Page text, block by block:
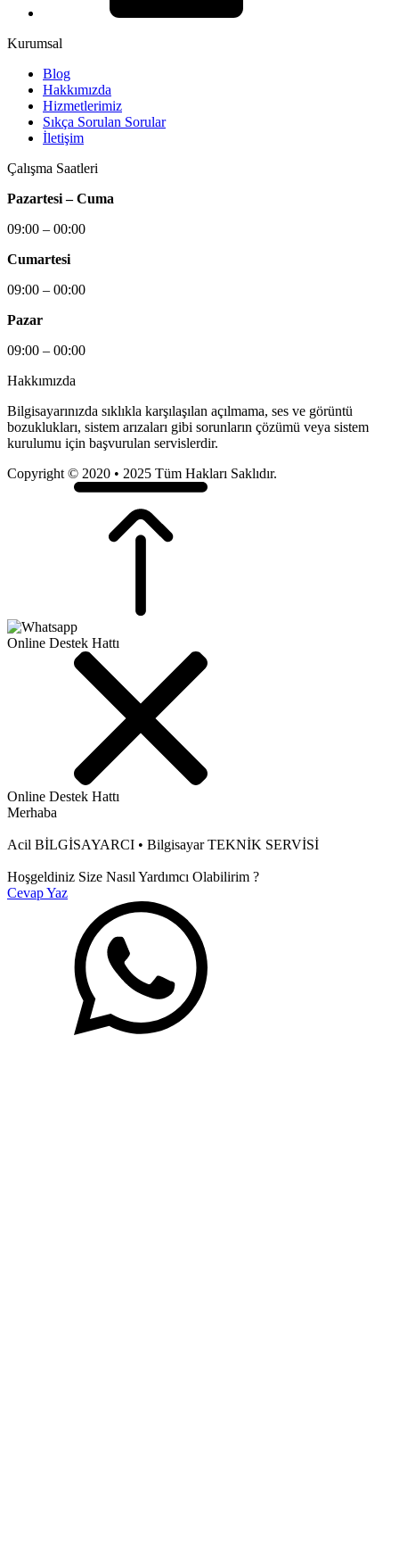
Kurumsal
Blog
Hakkımızda
Hizmetlerimiz
Sıkça Sorulan Sorular
İletişim
Çalışma Saatleri
Pazartesi – Cuma
09:00 – 00:00
Cumartesi
09:00 – 00:00
Pazar
09:00 – 00:00
Hakkımızda
Bilgisayarınızda sıklıkla karşılaşılan açılmama, ses ve görüntü
bozuklukları, sistem arızaları gibi sorunların çözümü veya sistem
kurulumu için başvurulan servislerdir.
Copyright © 2020 • 2025 Tüm Hakları Saklıdır.
Online Destek Hattı
Online Destek Hattı
Merhaba
Acil BİLGİSAYARCI • Bilgisayar TEKNİK SERVİSİ
Hoşgeldiniz Size Nasıl Yardımcı Olabilirim ?
Cevap Yaz